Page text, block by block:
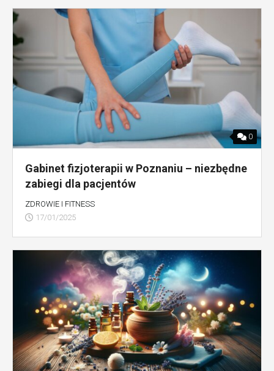
0
Gabinet fizjoterapii w Poznaniu – niezbędne
zabiegi dla pacjentów
ZDROWIE I FITNESS
17/01/2025